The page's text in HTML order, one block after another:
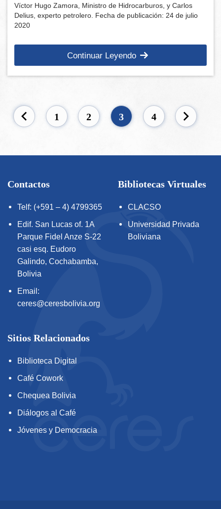
Víctor Hugo Zamora, Ministro de Hidrocarburos, y Carlos
Delius, experto petrolero. Fecha de publicación: 24 de julio
2020
Continuar Leyendo
1 2 3 4
Contactos
Telf: (+591 – 4) 4799365
Edif. San Lucas of. 1A
Parque Fidel Anze S-22
casi esq. Eudoro
Galindo, Cochabamba,
Bolivia
Email:
ceres@ceresbolivia.org
Bibliotecas Virtuales
CLACSO
Universidad Privada
Boliviana
Sitios Relacionados
Biblioteca Digital
Café Cowork
Chequea Bolivia
Diálogos al Café
Jóvenes y Democracia